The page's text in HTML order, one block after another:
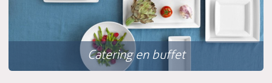
Catering en buffet